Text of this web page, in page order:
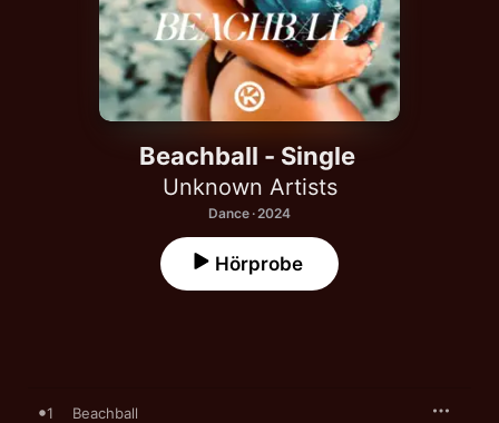
Beachball - Single
Unknown Artists
Dance · 2024
Hörprobe
1 Beachball